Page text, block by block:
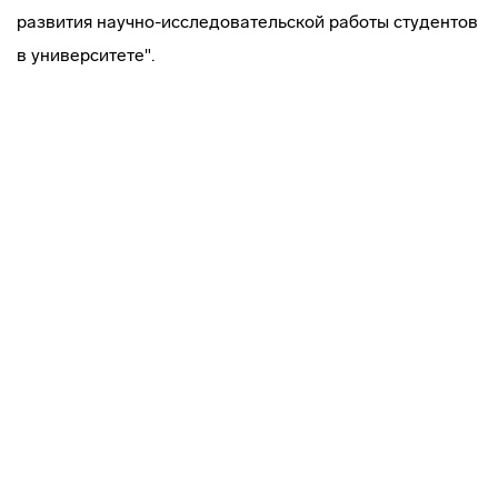
развития научно-исследовательской работы студентов
в университете".